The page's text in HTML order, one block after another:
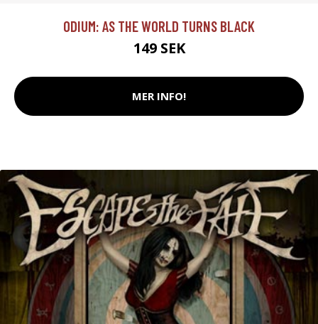
ODIUM: AS THE WORLD TURNS BLACK
149 SEK
MER INFO!